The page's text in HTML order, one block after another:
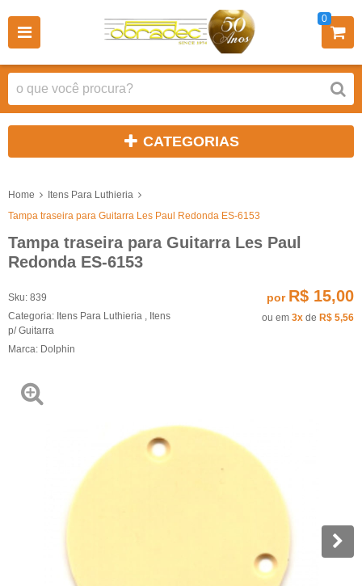
0
CATEGORIAS
Home
Itens Para Luthieria
Tampa traseira para Guitarra Les Paul Redonda ES-6153
Tampa traseira para Guitarra Les Paul
Redonda ES-6153
Sku: 839
Categoria: Itens Para Luthieria
Itens
p/ Guitarra
Marca: Dolphin
por R$ 15,00
ou em 3x de R$ 5,56